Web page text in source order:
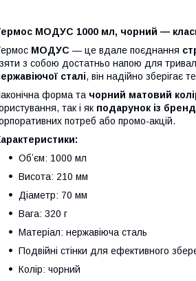
МОДУС 1000 мл, чорний —
МОДУС — це вдале поєднання
з собою достатньо напою для
сталі, він надійно зберігає
форма та чорний матовий
так і як подарунок із
потреб або промо-акцій.
Обʼєм: 1000 мл
Висота: 210 мм
Діаметр: 70 мм
Вага: 320 г
Матеріал: нержавіюча сталь
Подвійні стінки для ефективного
Колір: чорний